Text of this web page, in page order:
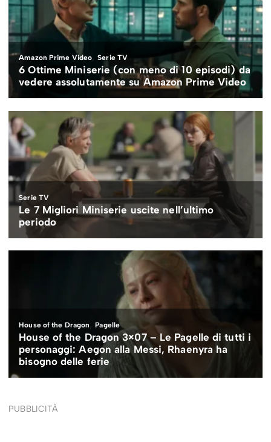
PUBBLICITÀ